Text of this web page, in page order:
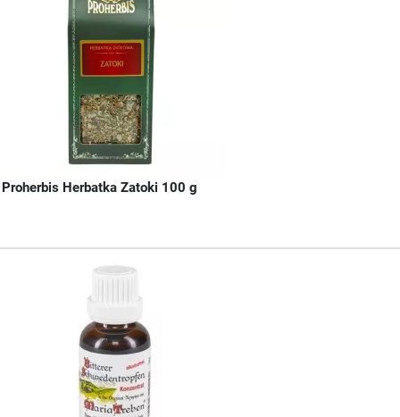
Proherbis Herbatka Zatoki 100 g